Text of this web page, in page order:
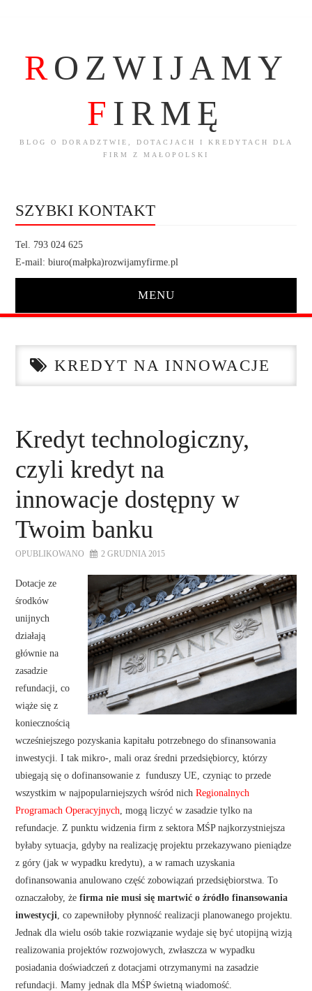
ROZWIJAMY
F IRMĘ
BLOG O DORADZTWIE, DOTACJACH I KREDYTACH DLA
FIRM Z MAŁOPOLSKI
SZYBKI KONTAKT
Tel. 793 024 625
E-mail: biuro(małpka)rozwijamyfirme.pl
MENU
O NAS
SZKOLENIA
KONTAKT
KREDYT NA INNOWACJE
Kredyt technologiczny,
czyli kredyt na
innowacje dostępny w
Twoim banku
OPUBLIKOWANO 2 GRUDNIA 2015
Dotacje ze
środków
unijnych
działają
głównie na
zasadzie
refundacji, co
wiąże się z
koniecznością
wcześniejszego pozyskania kapitału potrzebnego do sfinansowania
inwestycji. I tak mikro-, mali oraz średni przedsiębiorcy, którzy
ubiegają się o dofinansowanie z funduszy UE, czyniąc to przede
wszystkim w najpopularniejszych wśród nichRegionalnych
Programach Operacyjnych , mogą liczyć w zasadzie tylko na
refundacje. Z punktu widzenia firm z sektora MŚP najkorzystniejsza
byłaby sytuacja, gdyby na realizację projektu przekazywano pieniądze
z góry (jak w wypadku kredytu), a w ramach uzyskania
dofinansowania anulowano część zobowiązań przedsiębiorstwa. To
oznaczałoby, żefirma nie musi się martwić o źródło finansowania
inwestycji , co zapewniłoby płynność realizacji planowanego projektu.
Jednak dla wielu osób takie rozwiązanie wydaje się być utopijną wizją
realizowania projektów rozwojowych, zwłaszcza w wypadku
posiadania doświadczeń z dotacjami otrzymanymi na zasadzie
refundacji. Mamy jednak dla MŚP świetną wiadomość.